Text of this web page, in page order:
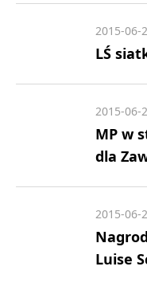
LŚ
2015-06-
MP w
dla
2015-06-
Luise
2015-06-